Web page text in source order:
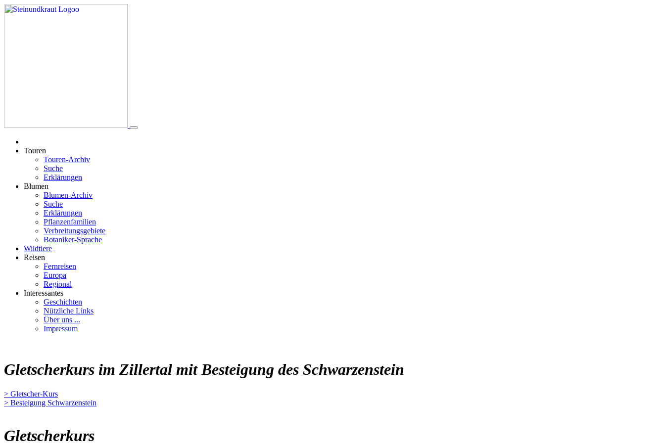
Touren
Touren-Archiv
Suche
Erklärungen
Blumen
Blumen-Archiv
Suche
Erklärungen
Pflanzenfamilien
Verbreitungsgebiete
Botaniker-Sprache
Wildtiere
Reisen
Fernreisen
Europa
Regional
Interessantes
Geschichten
Nützliche Links
Über uns ...
Impressum
Gletscherkurs im Zillertal mit Besteigung des Schwarzenstein
> Gletscher-Kurs
> Besteigung Schwarzenstein
Gletscherkurs